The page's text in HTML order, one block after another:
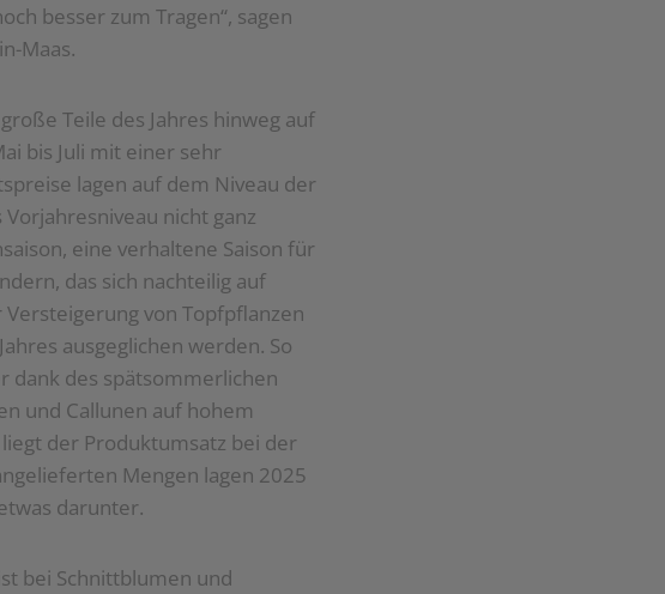
besser zum Tragen“, sagen
Maas.
Teile des Jahres hinweg auf
bis Juli mit einer sehr
lagen auf dem Niveau der
nicht ganz
eine verhaltene Saison für
das sich nachteilig auf
von Topfpflanzen
ausgeglichen werden. So
dank des spätsommerlichen
und Callunen auf hohem
der Produktumsatz bei der
Mengen lagen 2025
darunter.
bei Schnittblumen und